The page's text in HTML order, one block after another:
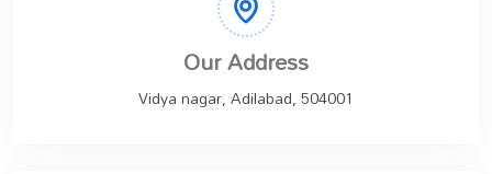
Our Address
Vidya nagar, Adilabad, 504001